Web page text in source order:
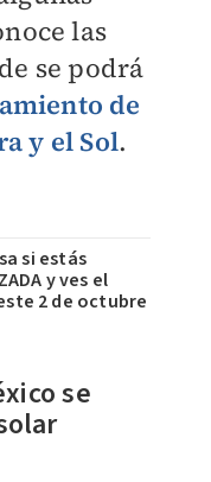
las
se podrá
de
y el Sol.
si estás
y ves el
2 de octubre
se